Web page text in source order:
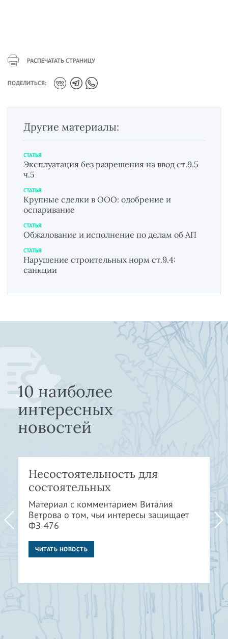
РАСПЕЧАТАТЬ СТРАНИЦУ
ПОДЕЛИТЬСЯ:
Другие материалы:
СТАТЬЯ
Эксплуатация без разрешения на ввод ст.9.5
ч.5
СТАТЬЯ
Крупные сделки в ООО: одобрение и
оспаривание
СТАТЬЯ
Обжалование и исполнение по делам об АП
СТАТЬЯ
Нарушение строительных норм ст.9.4:
санкции
10 наиболее
интересных
новостей
Несостоятельность для
состоятельных
Материал с комментарием Виталия
Ветрова о том, чьи интересы защищает
ФЗ-476
ЧИТАТЬ НОВОСТЬ